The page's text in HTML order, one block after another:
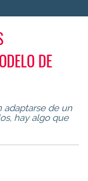
DE
adaptarse de un
hay algo que